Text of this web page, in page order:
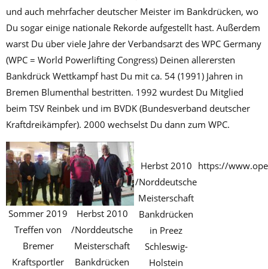
und auch mehrfacher deutscher Meister im Bankdrücken, wo
Du sogar einige nationale Rekorde aufgestellt hast. Außerdem
warst Du über viele Jahre der Verbandsarzt des WPC Germany
(WPC = World Powerlifting Congress) Deinen allerersten
Bankdrück Wettkampf hast Du mit ca. 54 (1991) Jahren in
Bremen Blumenthal bestritten. 1992 wurdest Du Mitglied
beim TSV Reinbek und im BVDK (Bundesverband deutscher
Kraftdreikämpfer). 2000 wechselst Du dann zum WPC.
Sommer 2019
Treffen von
Bremer
Kraftsportler
Herbst 2010
/Norddeutsche
Meisterschaft
Bankdrücken
Herbst 2010
/Norddeutsche
Meisterschaft
Bankdrücken
in Preez
Schleswig-
Holstein
https://